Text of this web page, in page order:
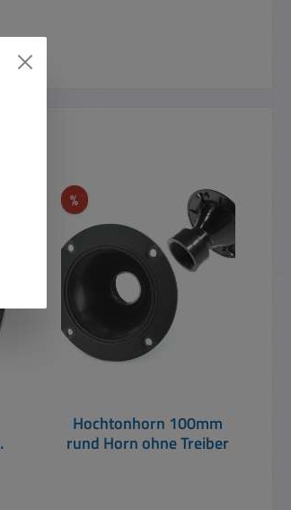
%Rabatt
Hochtonhorn 100mm
rund Horn ohne Treiber